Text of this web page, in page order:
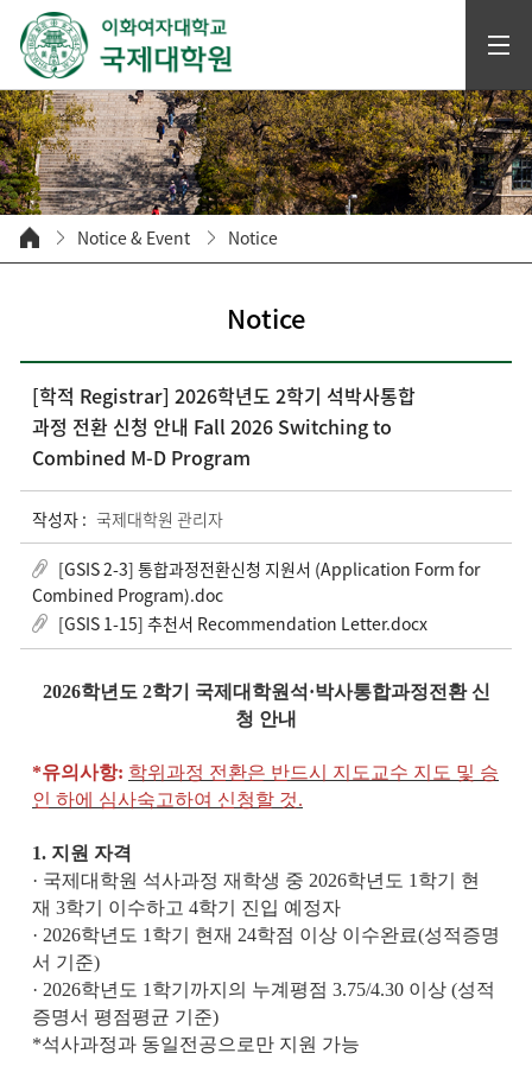
Notice & Event Notice
Notice
[학적 Registrar] 2026학년도 2학기 석박사통합
과정 전환 신청 안내 Fall 2026 Switching to
Combined M-D Program
작성자 : 국제대학원 관리자
[GSIS 2-3] 통합과정전환신청 지원서 (Application Form for
Combined Program).doc
[GSIS 1-15] 추천서 Recommendation Letter.docx
2026학년도 2학기 국제대학원 석 ·박사통합과정전환 신
청 안내
*유의사항: 학위과정 전환은 반드시 지도교수 지도 및 승
인 하에 심사숙고하여 신청할 것.
1. 지원 자격
· 국제대학원 석사과정 재학생 중 2026학년도 1학기 현
재 3학기 이수하고 4학기 진입 예정자
· 2026학년도 1학기 현재 24학점 이상 이수완료(성적증명
서 기준)
· 2026학년도 1학기까지의 누계평점 3.75/4.30 이상 (성적
증명서 평점평균 기준)
*석사과정과 동일전공으로만 지원 가능